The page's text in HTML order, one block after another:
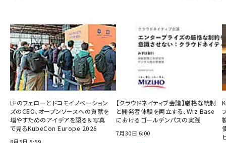
LFのフェローとドコモイノベーション
ズのCEO、オープンソースへの貢献を
増やすためのアイデアを語る＆写真
で見るKubeCon Europe 2026
8月5日 5:59
【クラウドネイティブ会議】厳格な統制
と開発者体験を両立する、Wiz Base
におけるゴールデンパスの実践
7月30日 6:00